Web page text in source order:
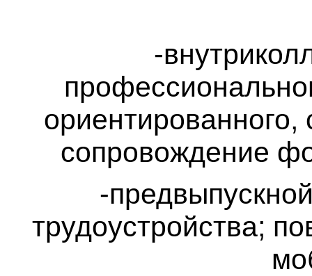
-
ориентированного,
сопровождение
-
трудоустройства;